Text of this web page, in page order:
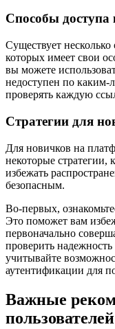
Способы доступа
Существует
которых имеет свои
вы можете
недоступен по
проверять каждую
Стратегии для
Для новичков на
некоторые стратегии,
избежать
безопасным.
Во-первых,
Это поможет вам
первоначально
проверить
учитывайте
аутентификации для
Важные
пользователей